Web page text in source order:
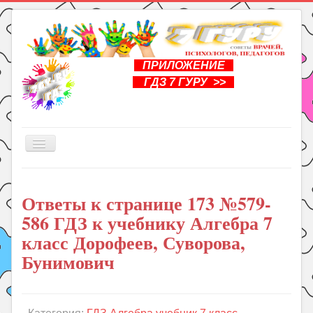
ПРИЛОЖЕНИЕ
ГДЗ 7 ГУРУ >>
Включить/
Книги
Рукоделие
Подготовка к школе
Уроки
Ответы к странице 173 №579-
586 ГДЗ к учебнику Алгебра 7
класс Дорофеев, Суворова,
Бунимович